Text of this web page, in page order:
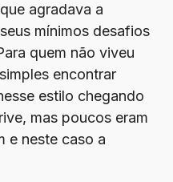
agradava a
mínimos desafios
quem não viveu
encontrar
estilo chegando
mas poucos eram
e neste caso a